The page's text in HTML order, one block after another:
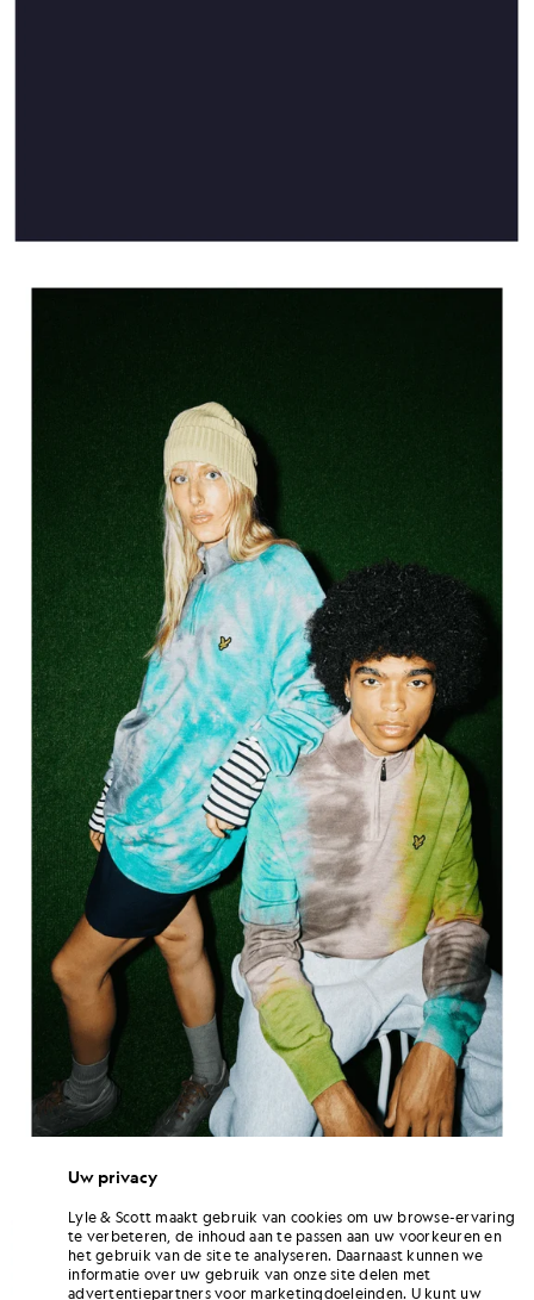
Uw privacy
Lyle & Scott maakt gebruik van cookies om uw browse-ervaring
te verbeteren, de inhoud aan te passen aan uw voorkeuren en
het gebruik van de site te analyseren. Daarnaast kunnen we
informatie over uw gebruik van onze site delen met
advertentiepartners voor marketingdoeleinden. U kunt uw